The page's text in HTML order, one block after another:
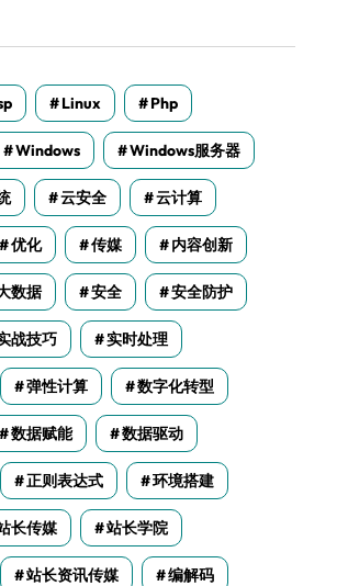
Linux Php
Windows Windows服务器
云安全 云计算
优化 传媒 内容创新
数据 安全 安全防护
战技巧 实时处理
弹性计算 数字化转型
数据赋能 数据驱动
正则表达式 环境搭建
长传媒 站长学院
站长资讯传媒 编解码